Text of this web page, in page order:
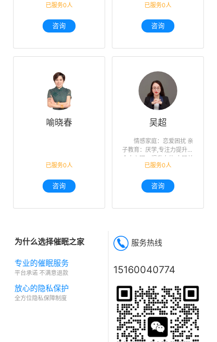
已服务0人
咨询
已服务0人
咨询
喻晓春
已服务0人
咨询
吴超
情感家庭：恋爱困扰 亲
子教育：厌学,专注力提升
个人心理：提升自信,人际关
系,未来迷茫,职业规划
已服务0人
咨询
为什么选择催眠之家
专业的催眠服务
平台承诺 不满意退款
放心的隐私保护
全方位隐私保障制度
服务热线
15160040774